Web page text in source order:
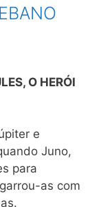
O HERÓI
e
Juno,
para
as com